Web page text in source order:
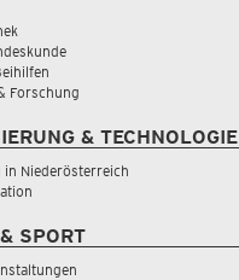
Forschung
& TECHNOLOGIE
Niederösterreich
SPORT